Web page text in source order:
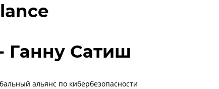
Ганну Сатиш
альянс по кибербезопасности